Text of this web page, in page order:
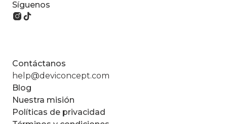
Síguenos
Contáctanos
help@deviconcept.com
Blog
Nuestra misión
Políticas de privacidad